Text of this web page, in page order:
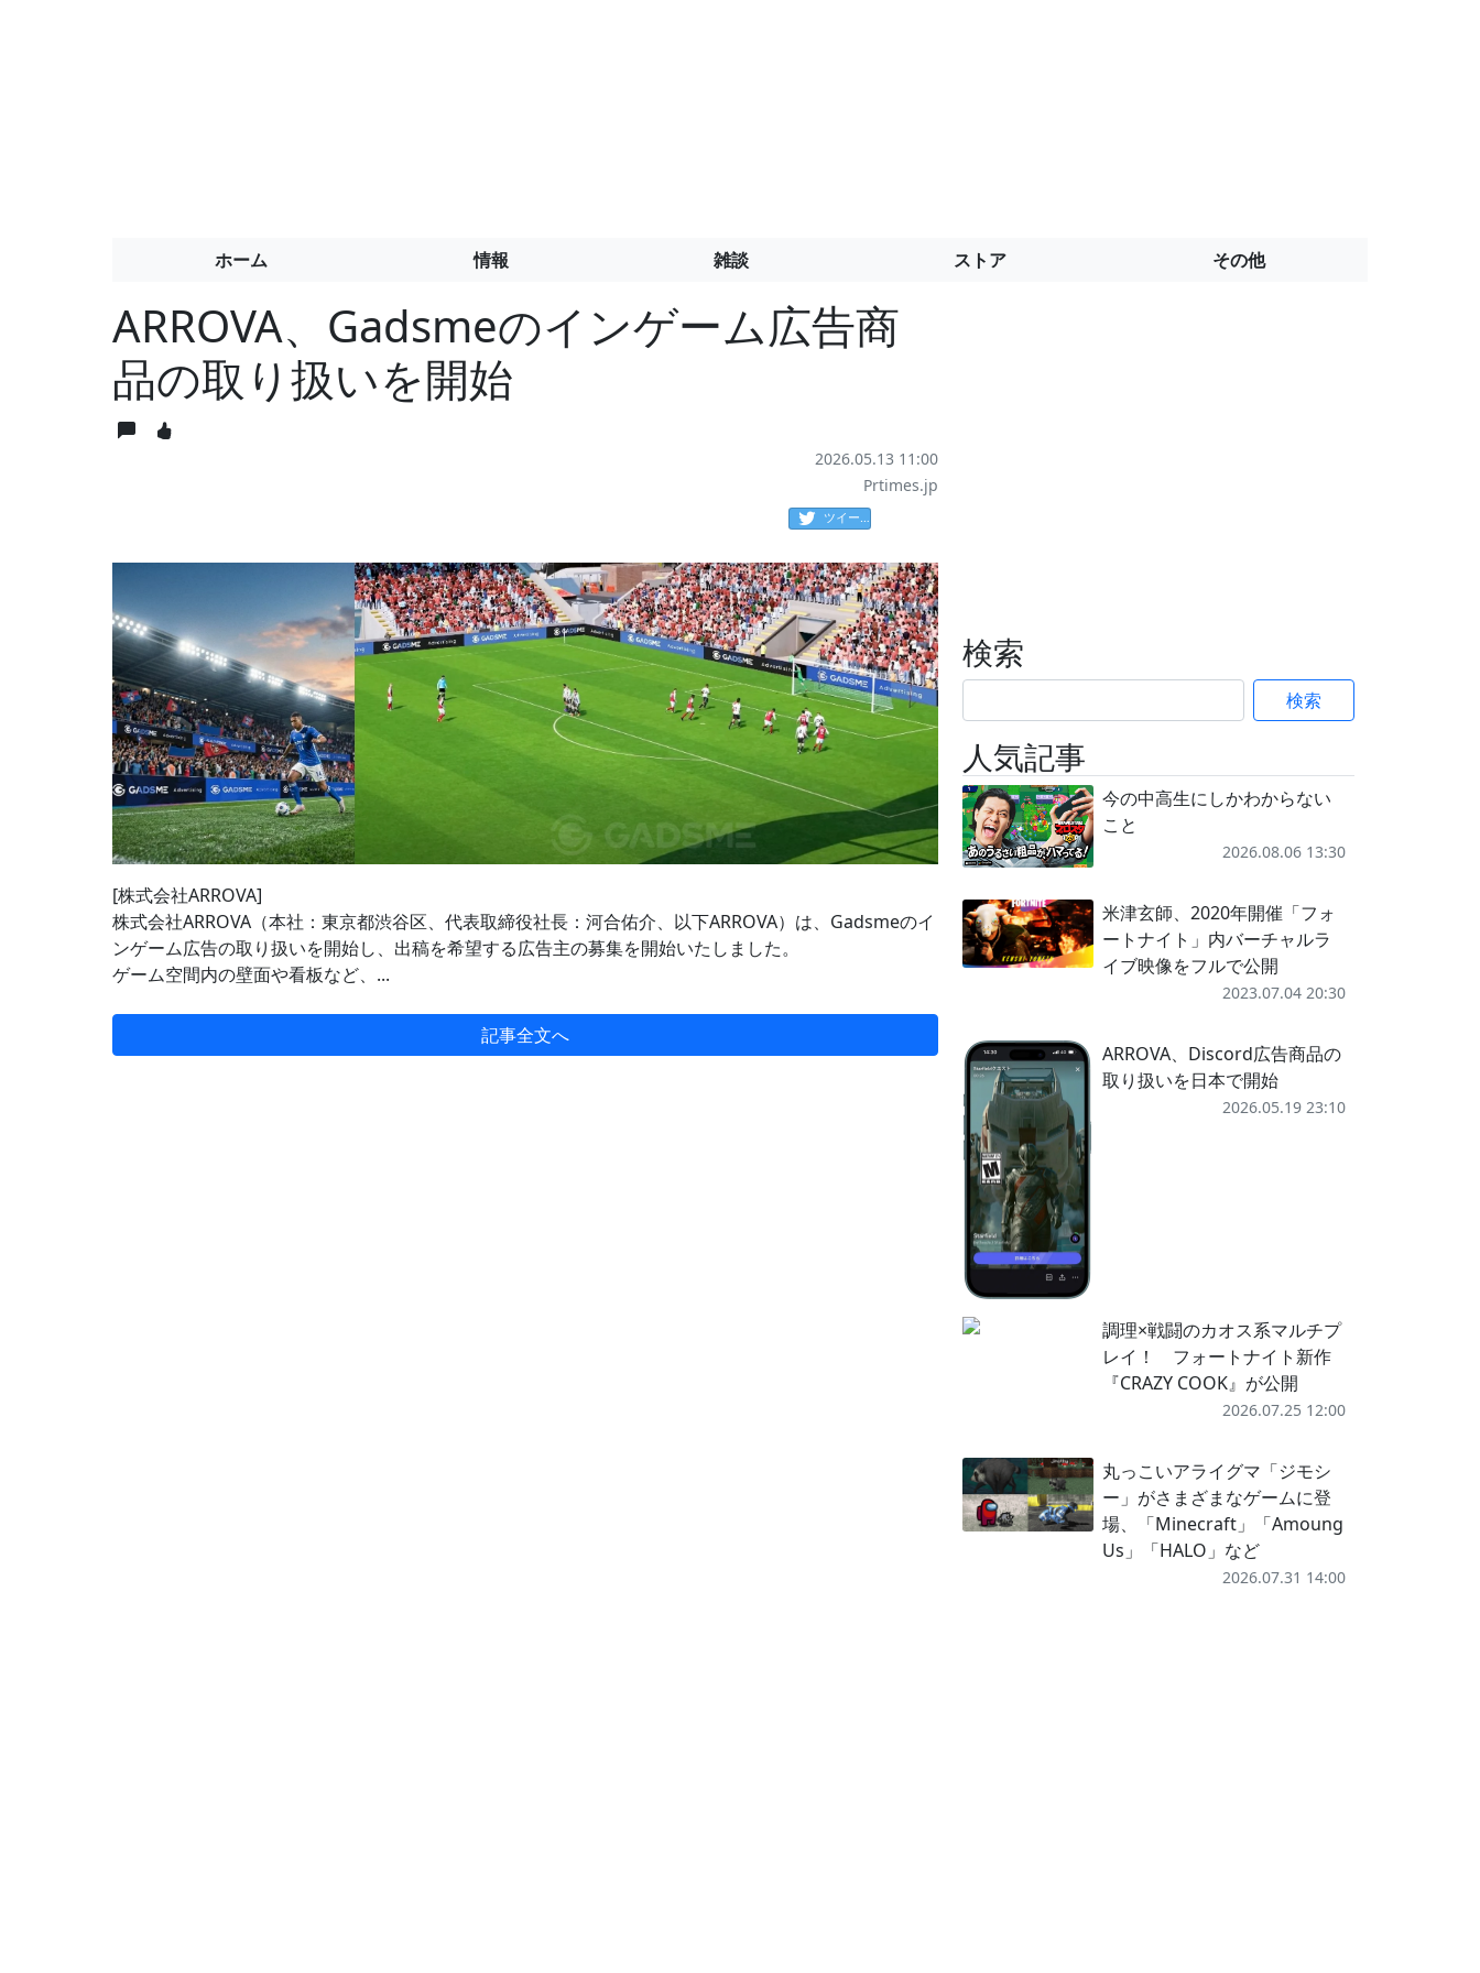
ホーム 情報 雑談 ストア その他
ARROVA、Gadsmeのインゲーム広告商
品の取り扱いを開始
2026.05.13 11:00
Prtimes.jp
ツイート
[株式会社ARROVA]
株式会社ARROVA（本社：東京都渋谷区、代表取締役社長：河合佑介、以下ARROVA）は、Gadsmeのイ
ンゲーム広告の取り扱いを開始し、出稿を希望する広告主の募集を開始いたしました。
ゲーム空間内の壁面や看板など、...
記事全文へ
検索
検索
人気記事
今の中高生にしかわからない
こと
2026.08.06 13:30
米津玄師、2020年開催「フォ
ートナイト」内バーチャルラ
イブ映像をフルで公開
2023.07.04 20:30
ARROVA、Discord広告商品の
取り扱いを日本で開始
2026.05.19 23:10
調理×戦闘のカオス系マルチプ
レイ！ フォートナイト新作
『CRAZY COOK』が公開
2026.07.25 12:00
丸っこいアライグマ「ジモシ
ー」がさまざまなゲームに登
場、「Minecraft」「Amoung
Us」「HALO」など
2026.07.31 14:00